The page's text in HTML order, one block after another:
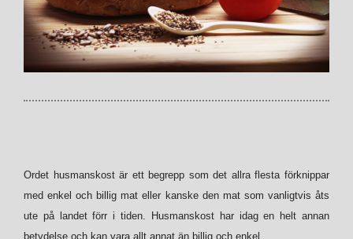
Ordet husmanskost är ett begrepp som det allra flesta förknippar
med enkel och billig mat eller kanske den mat som vanligtvis åts
ute på landet förr i tiden. Husmanskost har idag en helt annan
betydelse och kan vara allt annat än billig och enkel.